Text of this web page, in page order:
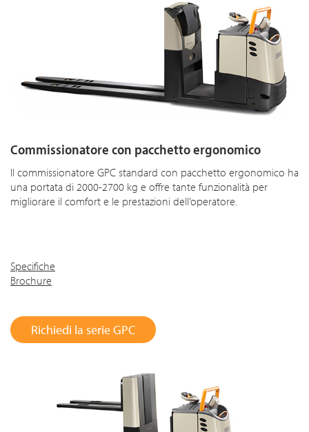
Commissionatore con pacchetto ergonomico
Il commissionatore GPC standard con pacchetto ergonomico ha
una portata di 2000-2700 kg e offre tante funzionalità per
migliorare il comfort e le prestazioni dell’operatore.
Specifiche
Brochure
Richiedi la serie GPC